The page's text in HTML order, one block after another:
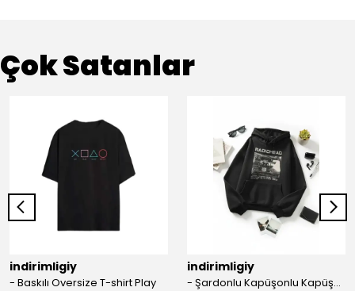
Çok Satanlar
indirimligiy
- Baskılı Oversize T-shirt Play
indirimligiy
- Şardonlu Kapüşonlu Kapüşonlu Kanguru Cep Oversize Lastik Paça Sweatshirt Takimi